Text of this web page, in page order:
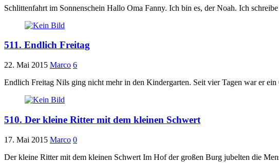
Schlittenfahrt im Sonnenschein Hallo Oma Fanny. Ich bin es, der Noah. Ich
511. Endlich Freitag
22. Mai 2015 Marco 6
Endlich Freitag Nils ging nicht mehr in den Kindergarten. Seit vier Tagen war er
510. Der kleine Ritter mit dem kleinen Schwert
17. Mai 2015 Marco 0
Der kleine Ritter mit dem kleinen Schwert Im Hof der großen Burg jubelten die